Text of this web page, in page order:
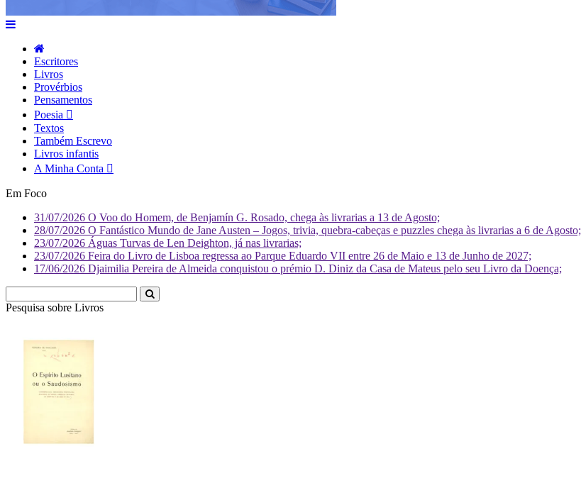
Escritores
Livros
Provérbios
Pensamentos
Poesia
Textos
Também Escrevo
Livros infantis
A Minha Conta
Em Foco
31/07/2026 O Voo do Homem, de Benjamín G. Rosado, chega às livrarias a 13 de Agosto;
28/07/2026 O Fantástico Mundo de Jane Austen – Jogos, trivia, quebra-cabeças e puzzles chega às livrarias a 6 de Agosto;
23/07/2026 Águas Turvas de Len Deighton, já nas livrarias;
23/07/2026 Feira do Livro de Lisboa regressa ao Parque Eduardo VII entre 26 de Maio e 13 de Junho de 2027;
17/06/2026 Djaimilia Pereira de Almeida conquistou o prémio D. Diniz da Casa de Mateus pelo seu Livro da Doença;
Pesquisa sobre Livr